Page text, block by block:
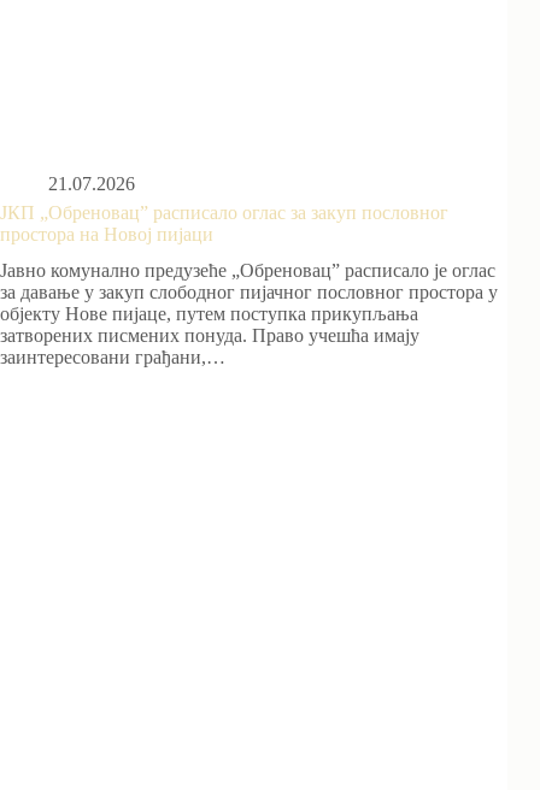
21.07.2026
ЈКП „Обреновац” расписало оглас за закуп пословног
простора на Новој пијаци
Јавно комунално предузеће „Обреновац” расписало је оглас
за давање у закуп слободног пијачног пословног простора у
објекту Нове пијаце, путем поступка прикупљања
затворених писмених понуда. Право учешћа имају
заинтересовани грађани,…